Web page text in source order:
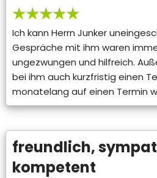
★★★★★
Ich kann Herrn Junker
Gespräche mit ihm waren
ungezwungen und hilfreich.
bei ihm auch kurzfristig einen
monatelang auf einen Termin
freundlich,
kompetent